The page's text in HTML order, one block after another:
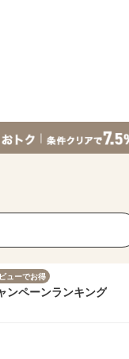
ューでお得
ンペーンランキング